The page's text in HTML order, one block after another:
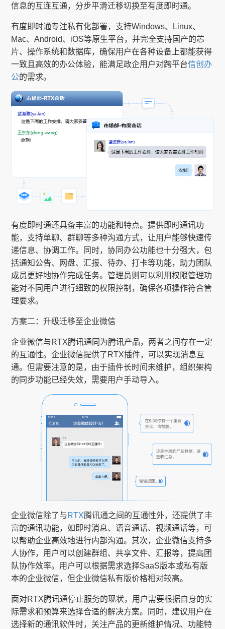
信息的互连互通，分步平滑迁移切换至有度即时通。
有度即时通专注私有化部署，支持Windows、Linux、
Mac、Android、iOS等原生平台，并完全支持国产的芯
片、操作系统和数据库，确保用户在各种设备上都能获得
一致且高效的办公体验，能满足政企用户对跨平台信创办
公的需求。
有度即时通还具备丰富的功能和特点。提供即时通讯功
能，支持单聊、群聊等多种沟通方式，让用户能够快速传
递信息、协调工作。同时，协同办公功能也十分强大，包
括通知公告、网盘、汇报、待办、打卡等功能，助力团队
成员更好地协作完成任务。管理员则可以利用权限管理功
能对不同用户进行细致的权限控制，确保各项操作符合管
理要求。
方案二：升级迁移至企业微信
企业微信与RTX腾讯通同为腾讯产品，两者之间存在一定
的互通性。企业微信提供了RTX插件，可以实现消息互
通。但需要注意的是，由于插件长时间未维护，组织架构
的同步功能已经失效，需要用户手动导入。
企业微信除了与RTX腾讯通之间的互通性外，还提供了丰
富的通讯功能，如即时消息、语音通话、视频通话等，可
以帮助企业高效地进行内部沟通。其次，企业微信支持多
人协作，用户可以创建群组、共享文件、汇报等，提高团
队协作效率。用户可以根据需求选择SaaS版本或私有版
本的企业微信，但企业微信私有版价格相对较高。
面对RTX腾讯通停止服务的现状，用户需要根据自身的实
际需求和预算来选择合适的解决方案。同时，建议用户在
选择新的通讯软件时，关注产品的更新维护情况、功能特